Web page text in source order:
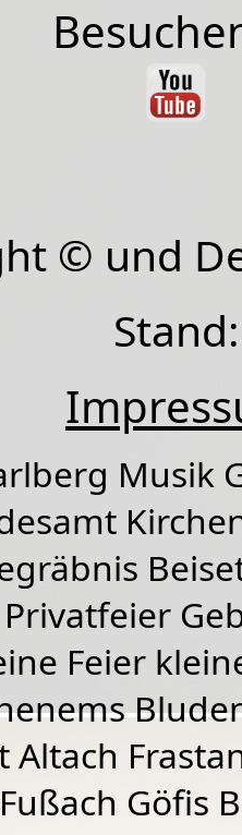
© und
Musik
Feier
Altach
Fußach Göfis